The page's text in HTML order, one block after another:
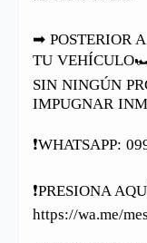
➡ POSTERIOR
TU
SIN NINGÚN
IMPUGNAR
❗️WHATSAPP:
❗️PRESIONA
https://wa.me/